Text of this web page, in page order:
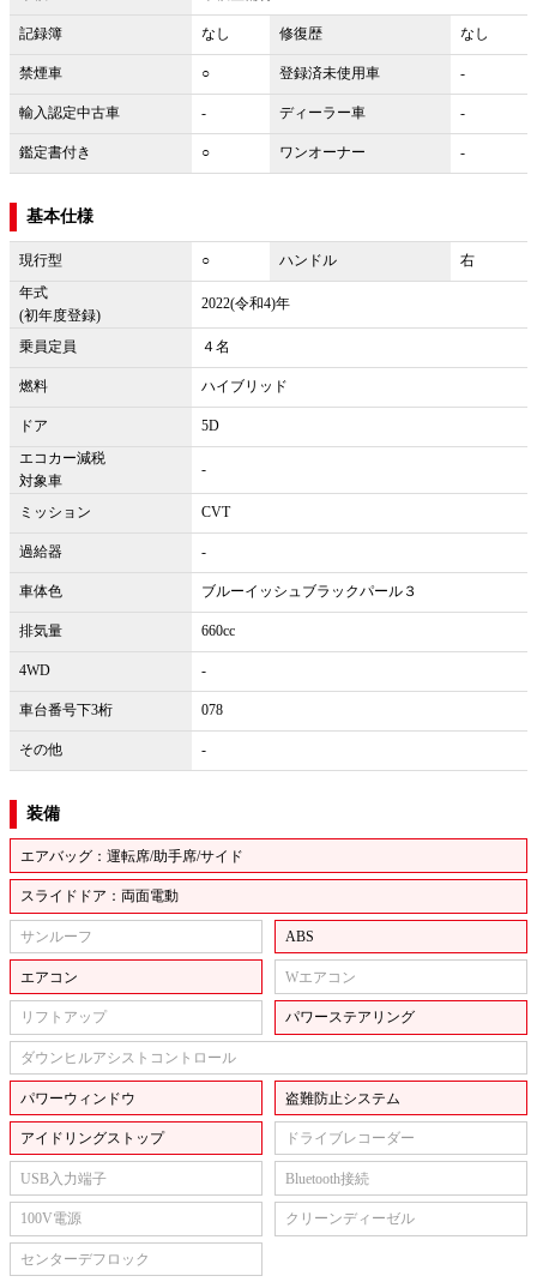
記録簿 なし 修復歴 なし
禁煙車 ○ 登録済未使用車 -
輸入認定中古車 - ディーラー車 -
鑑定書付き ○ ワンオーナー -
基本仕様
現行型 ○ ハンドル
右
年式
(初年度登録)
2022(令和4)年
乗員定員 ４名
燃料 ハイブリッド
ドア
5D
エコカー減税
対象車
-
ミッション CVT
過給器 -
車体色 ブルーイッシュブラックパール３
排気量 660cc
4WD -
車台番号下3桁 078
その他 -
装備
エアバッグ：運転席/助手席/サイド
スライドドア：両面電動
サンルーフ ABS
エアコン Wエアコン
リフトアップ パワーステアリング
ダウンヒルアシストコントロール
パワーウィンドウ 盗難防止システム
アイドリングストップ ドライブレコーダー
USB入力端子 Bluetooth接続
100V電源 クリーンディーゼル
センターデフロック